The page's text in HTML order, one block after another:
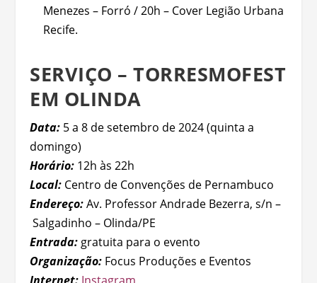
Menezes – Forró / 20h – Cover Legião Urbana
Recife.
SERVIÇO – TORRESMOFEST
EM OLINDA
Data: 5 a 8 de setembro de 2024 (quinta a
domingo)
Horário: 12h às 22h
Local: Centro de Convenções de Pernambuco
Endereço:Av. Professor Andrade Bezerra, s/n –
Salgadinho – Olinda/PE
Entrada: gratuita para o evento
Organização: Focus Produções e Eventos